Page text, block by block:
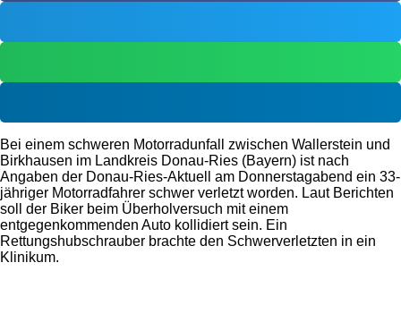
Bei einem schweren Motorradunfall zwischen Wallerstein und
Birkhausen im Landkreis Donau-Ries (Bayern) ist nach
Angaben der Donau-Ries-Aktuell am Donnerstagabend ein 33-
jähriger Motorradfahrer schwer verletzt worden. Laut Berichten
soll der Biker beim Überholversuch mit einem
entgegenkommenden Auto kollidiert sein. Ein
Rettungshubschrauber brachte den Schwerverletzten in ein
Klinikum.